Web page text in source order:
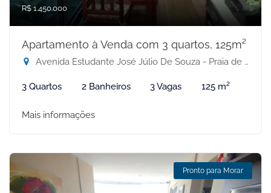
R$ 1.450.000
Apartamento à Venda com 3 quartos, 125m²
Avenida Estudante José Júlio De Souza - Praia de Itaparica, Vila Velha-ES
3 Quartos 2 Banheiros 3 Vagas 125 m²
Mais informações
Pronto para Morar